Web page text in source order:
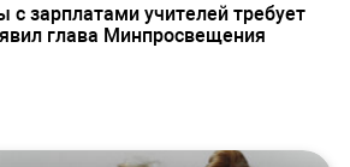
зарплатами учителей требует
глава Минпросвещения